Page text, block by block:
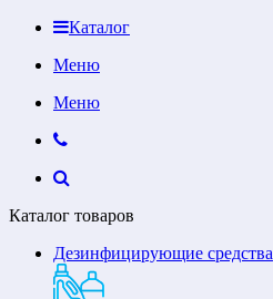
Каталог
Меню
Меню
Каталог товаров
Дезинфицирующие средства